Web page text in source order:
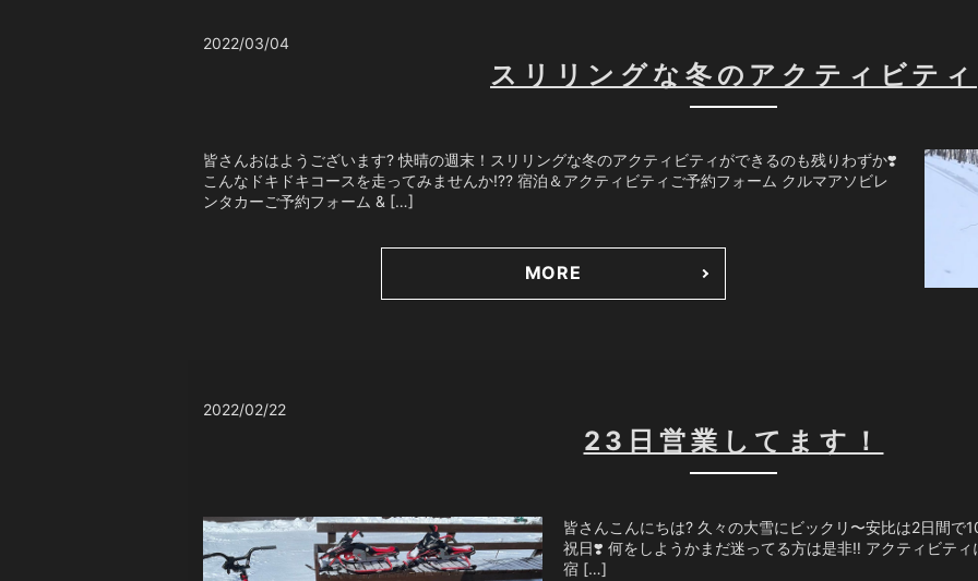
2022/03/04
スリリングな冬のアクティビティ
皆さんおはようございます? 快晴の週末！スリリングな冬のアクティビティができるのも残りわずか❣️
こんなドキドキコースを走ってみませんか⁉️? 宿泊＆アクティビティご予約フォーム クルマアソビレ
ンタカーご予約フォーム & […]
MORE
2022/02/22
23日営業してます！
皆さんこんにちは? 久々の大雪にビックリ〜安比は2日間
祝日❣️ 何をしようかまだ迷ってる方は是非‼️ アクティビテ
宿 […]